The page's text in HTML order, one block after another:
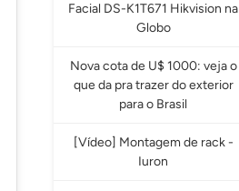
Facial DS-K1T671 Hikvision na
Globo
Nova cota de U$ 1000: veja o
que da pra trazer do exterior
para o Brasil
[Vídeo] Montagem de rack -
Iuron